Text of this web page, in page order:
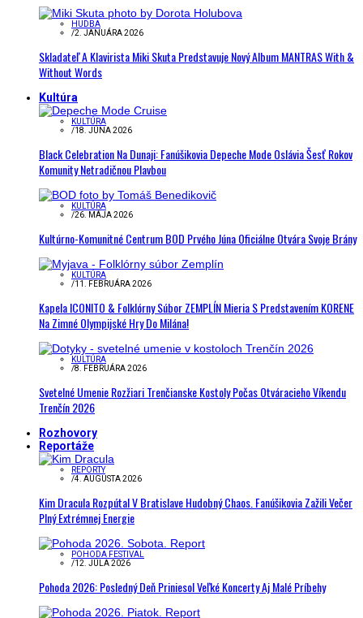
HUDBA
/2. JANUÁRA 2026
Skladateľ A Klavirista Miki Skuta Predstavuje Nový Album MANTRAS With &
Without Words
Kultúra
KULTÚRA
/18. JÚNA 2026
Black Celebration Na Dunaji: Fanúšikovia Depeche Mode Oslávia Šesť Rokov
Komunity Netradičnou Plavbou
KULTÚRA
/26. MÁJA 2026
Kultúrno-Komunitné Centrum BOD Prvého Júna Oficiálne Otvára Svoje Brány
KULTÚRA
/11. FEBRUÁRA 2026
Kapela ICONITO & Folklórny Súbor ZEMPLÍN Mieria S Predstavením KORENE
Na Zimné Olympijské Hry Do Milána!
KULTÚRA
/8. FEBRUÁRA 2026
Svetelné Umenie Rozžiari Trenčianske Kostoly Počas Otváracieho Víkendu
Trenčín 2026
Rozhovory
Reportáže
REPORTY
/4. AUGUSTA 2026
Kim Dracula Rozpútal V Bratislave Hudobný Chaos. Fanúšikovia Zažili Večer
Plný Extrémnej Energie
POHODA FESTIVAL
/12. JÚLA 2026
Pohoda 2026: Posledný Deň Priniesol Veľké Koncerty Aj Malé Príbehy